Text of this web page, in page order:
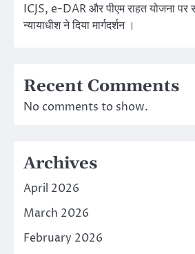
ICJS, e-DAR और पीएम राहत योजना पर
न्यायाधीश ने दिया मार्गदर्शन ।
Recent Comments
No comments to show.
Archives
April 2026
March 2026
February 2026